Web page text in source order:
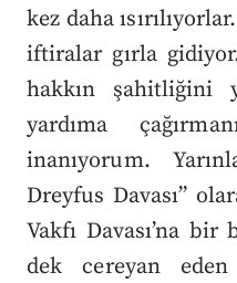
kez daha
iftiralar gırla
hakkın şahitliğini
yardıma
inanıyorum.
Dreyfus Davası”
Vakfı Davası’na
dek cereyan